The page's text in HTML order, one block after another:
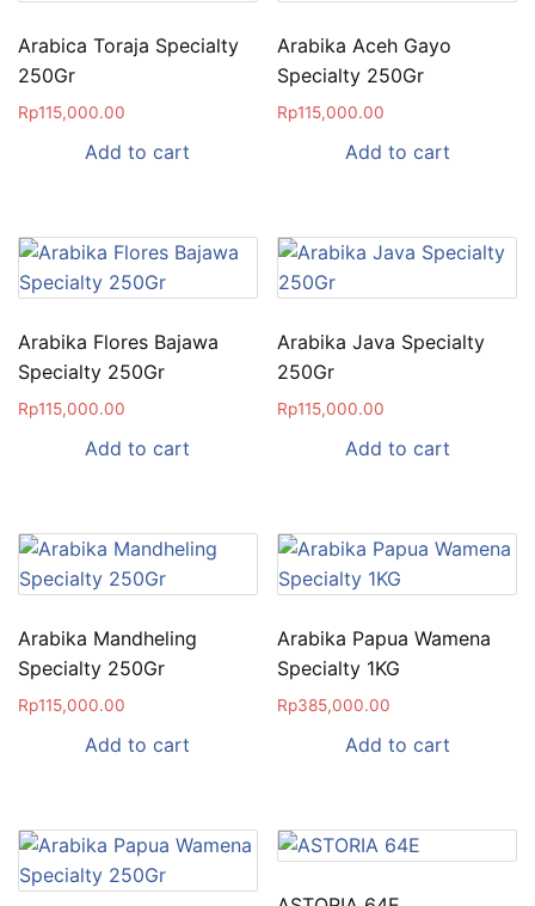
Arabica Toraja Specialty
250Gr
Rp115,000.00
Add to cart
Arabika Aceh Gayo
Specialty 250Gr
Rp115,000.00
Add to cart
Arabika Flores Bajawa
Specialty 250Gr
Rp115,000.00
Add to cart
Arabika Java Specialty
250Gr
Rp115,000.00
Add to cart
Arabika Mandheling
Specialty 250Gr
Rp115,000.00
Add to cart
Arabika Papua Wamena
Specialty 1KG
Rp385,000.00
Add to cart